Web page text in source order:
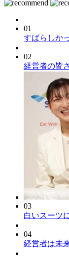
01
すばらしか
02
経営者の皆
03
白いスーツ
04
経営者は未